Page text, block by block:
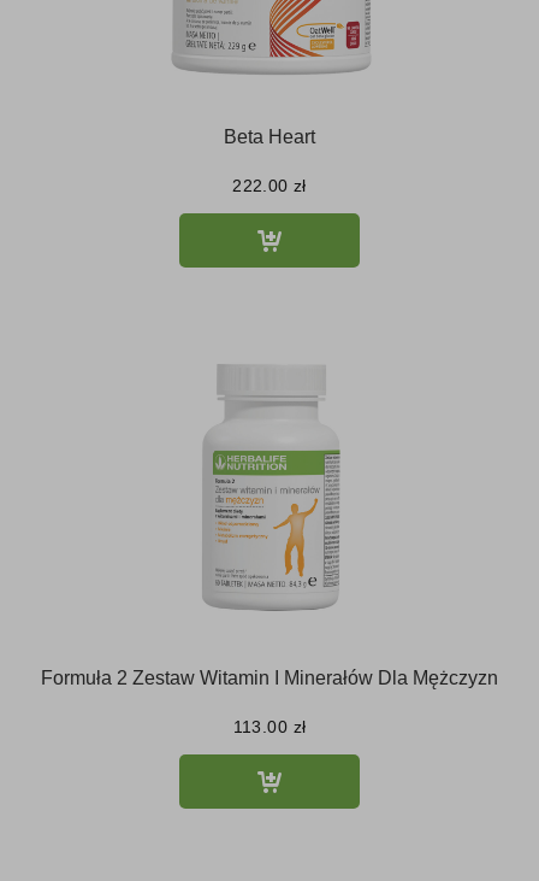
Beta Heart
222.00 zł
Formuła 2 Zestaw Witamin I Minerałów Dla Mężczyzn
113.00 zł